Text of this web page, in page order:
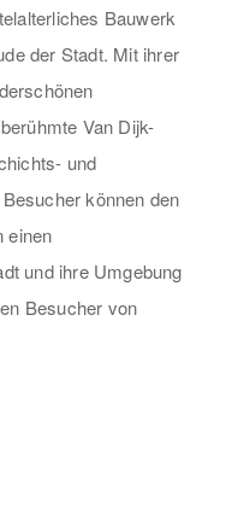
Bauwerk
der Stadt. Mit ihrer
Van Dijk-
und
können den
einen
und ihre Umgebung
Besucher von